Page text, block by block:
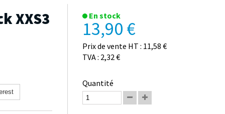
XXS3 En stock
13,90 €
Prix de vente HT : 11,58 €
TVA : 2,32 €
Quantité